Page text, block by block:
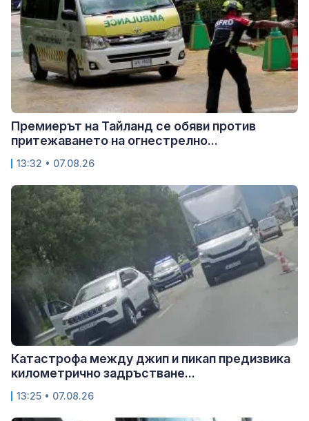
Премиерът на Тайланд се обяви против
притежаването на огнестрелно...
13:32 • 07.08.26
Катастрофа между джип и пикап предизвика
километрично задръстване...
13:25 • 07.08.26